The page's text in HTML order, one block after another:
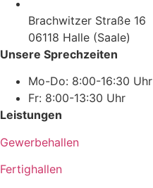
Brachwitzer Straße 16
06118 Halle (Saale)
Unsere Sprechzeiten
Mo-Do: 8:00-16:30 Uhr
Fr: 8:00-13:30 Uhr
Leistungen
Gewerbehallen
Fertighallen